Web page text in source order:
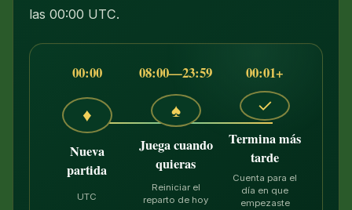
las 00:00 UTC.
00:00
♦
Nueva
partida
UTC
08:00—23:59
♠
Juega cuando
quieras
Reiniciar el
reparto de hoy
00:01+
✓
Termina más
tarde
Cuenta para el
día en que
empezaste